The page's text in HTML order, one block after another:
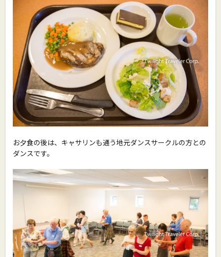
お夕食の後は、キャサリンも通う地元ダンスサークルの方との
ダンスです。